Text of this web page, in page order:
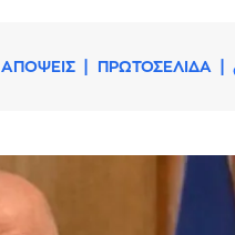
ΑΠΟΨΕΙΣ ΠΡΩΤΟΣΕΛΙΔΑ